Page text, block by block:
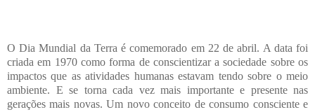
O Dia Mundial da Terra é comemorado em 22 de abril. A data foi
criada em 1970 como forma de conscientizar a sociedade sobre os
impactos que as atividades humanas estavam tendo sobre o meio
ambiente. E se torna cada vez mais importante e presente nas
gerações mais novas. Um novo conceito de consumo consciente e